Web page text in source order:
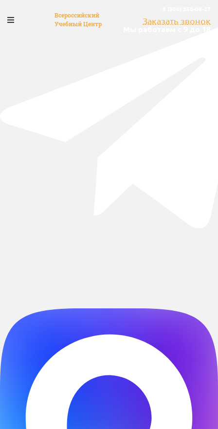
Всероссийский
Учебный Центр
Заказать звонок